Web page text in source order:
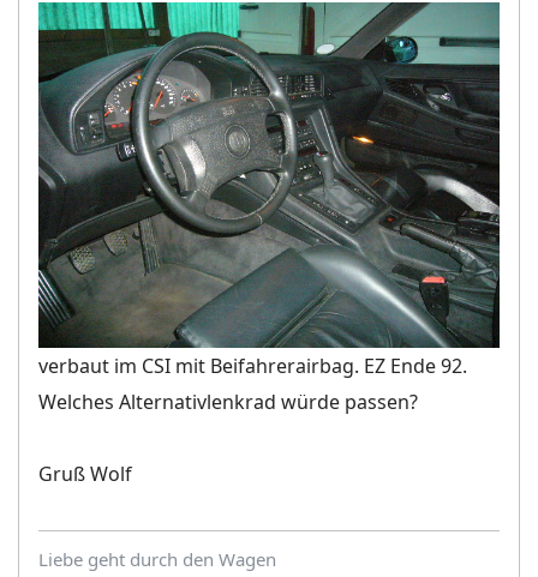
verbaut im CSI mit Beifahrerairbag. EZ Ende 92.
Welches Alternativlenkrad würde passen?
Gruß Wolf
Liebe geht durch den Wagen